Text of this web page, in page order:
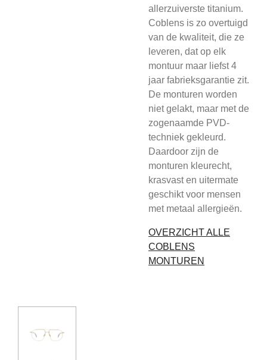
allerzuiverste titanium.
Coblens is zo overtuigd
van de kwaliteit, die ze
leveren, dat op elk
montuur maar liefst 4
jaar fabrieksgarantie zit.
De monturen worden
niet gelakt, maar met de
zogenaamde PVD-
techniek gekleurd.
Daardoor zijn de
monturen kleurecht,
krasvast en uitermate
geschikt voor mensen
met metaal allergieën.
OVERZICHT ALLE
COBLENS
MONTUREN